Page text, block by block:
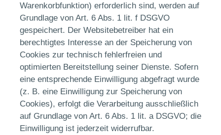
Warenkorbfunktion) erforderlich sind, werden auf
Grundlage von Art. 6 Abs. 1 lit. f DSGVO
gespeichert. Der Websitebetreiber hat ein
berechtigtes Interesse an der Speicherung von
Cookies zur technisch fehlerfreien und
optimierten Bereitstellung seiner Dienste. Sofern
eine entsprechende Einwilligung abgefragt wurde
(z. B. eine Einwilligung zur Speicherung von
Cookies), erfolgt die Verarbeitung ausschließlich
auf Grundlage von Art. 6 Abs. 1 lit. a DSGVO; die
Einwilligung ist jederzeit widerrufbar.